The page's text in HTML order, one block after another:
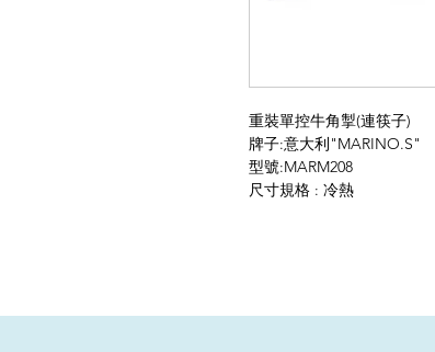
重裝單控牛角掣(連筷子)
牌子:意大利"MARINO.S"
型號:MARM208
尺寸規格 : 冷熱